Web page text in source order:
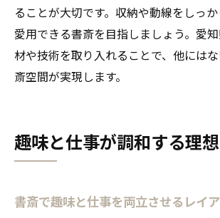
ることが大切です。収納や動線をしっ
愛用できる書斎を目指しましょう。愛
材や技術を取り入れることで、他には
斎空間が実現します。
趣味と仕事が調和する理
書斎で趣味と仕事を両立させるレイ